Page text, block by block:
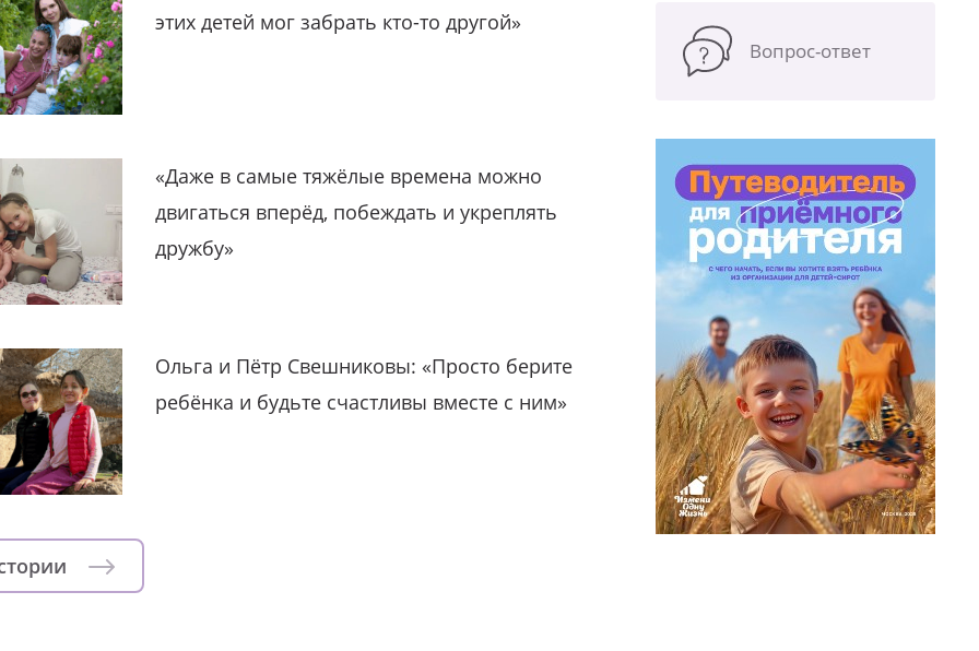
этих детей мог забрать кто-то другой»
«Даже в самые тяжёлые времена можно
двигаться вперёд, побеждать и укреплять
дружбу»
Ольга и Пётр Свешниковы: «Просто берите
ребёнка и будьте счастливы вместе с ним»
Вопрос-ответ